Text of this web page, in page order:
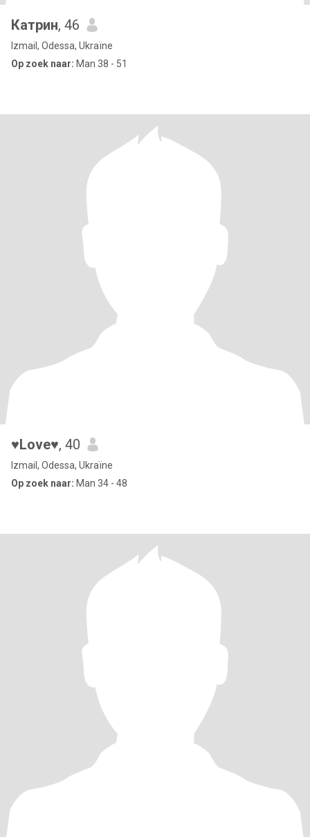
Катрин, 46
Izmail, Odessa, Ukraïne
Op zoek naar: Man 38 - 51
♥Love♥, 40
Izmail, Odessa, Ukraïne
Op zoek naar: Man 34 - 48